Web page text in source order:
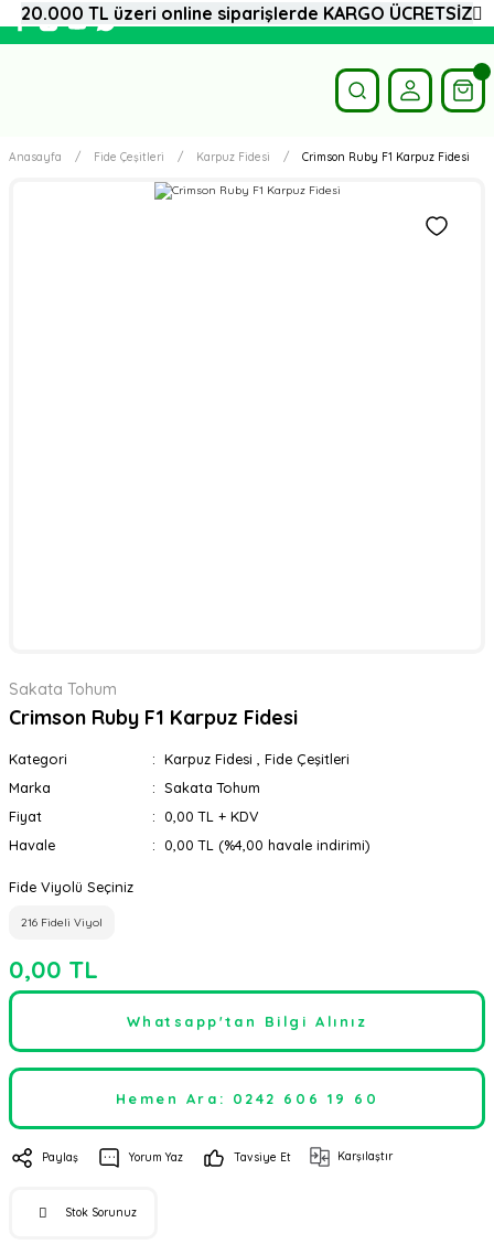
Anasayfa Fide Çeşitleri Karpuz Fidesi Crimson Ruby F1 Karpuz Fidesi
Sakata Tohum
Crimson Ruby F1 Karpuz Fidesi
Kategori Karpuz Fidesi
Fide Çeşitleri
Marka
Sakata Tohum
Fiyat
0,00 TL + KDV
Havale
0,00 TL (%4,00 havale indirimi)
Fide Viyolü Seçiniz
216 Fideli Viyol
0,00 TL
Whatsapp'tan Bilgi Alınız
Hemen Ara: 0242 606 19 60
Paylaş Yorum Yaz Tavsiye Et Karşılaştır
Stok Sorunuz
20.000 TL üzeri online siparişlerde KARGO ÜCRETSİZ